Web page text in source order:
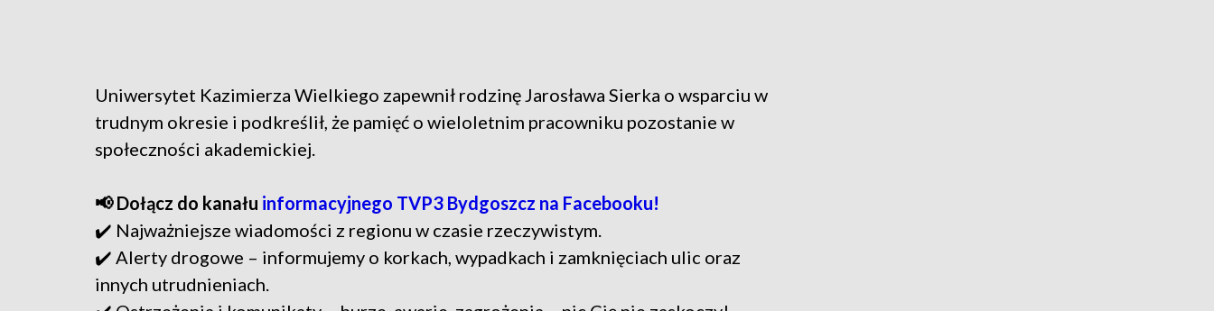
Uniwersytet Kazimierza Wielkiego zapewnił rodzinę Jarosława Sierka o wsparciu w
trudnym okresie i podkreślił, że pamięć o wieloletnim pracowniku pozostanie w
społeczności akademickiej.
📢 Dołącz do kanału informacyjnego TVP3 Bydgoszcz na Facebooku!
✔️ Najważniejsze wiadomości z regionu w czasie rzeczywistym.
✔️ Alerty drogowe – informujemy o korkach, wypadkach i zamknięciach ulic oraz
innych utrudnieniach.